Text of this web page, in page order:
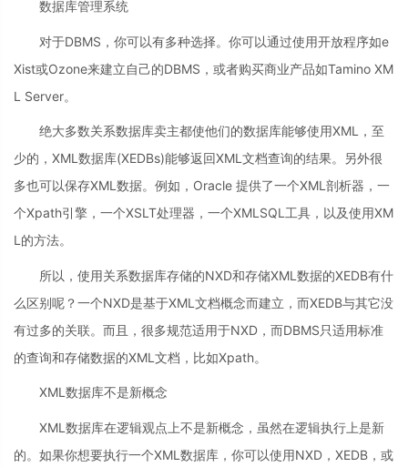
数据库管理系统
对于DBMS，你可以有多种选择。你可以通过使用开放程序如e
Xist或Ozone来建立自己的DBMS，或者购买商业产品如Tamino XM
L Server。
绝大多数关系数据库卖主都使他们的数据库能够使用XML，至
少的，XML数据库(XEDBs)能够返回XML文档查询的结果。另外很
多也可以保存XML数据。例如，Oracle 提供了一个XML剖析器，一
个Xpath引擎，一个XSLT处理器，一个XMLSQL工具，以及使用XM
L的方法。
所以，使用关系数据库存储的NXD和存储XML数据的XEDB有什
么区别呢？一个NXD是基于XML文档概念而建立，而XEDB与其它没
有过多的关联。而且，很多规范适用于NXD，而DBMS只适用标准
的查询和存储数据的XML文档，比如Xpath。
XML数据库不是新概念
XML数据库在逻辑观点上不是新概念，虽然在逻辑执行上是新
的。如果你想要执行一个XML数据库，你可以使用NXD，XEDB，或